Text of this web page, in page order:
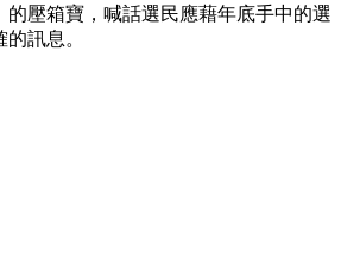
的壓箱寶，喊話選民應藉年底手中的選
訊息。